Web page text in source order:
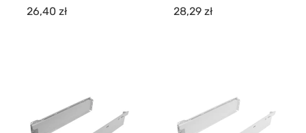
26,40 zł 28,29 zł